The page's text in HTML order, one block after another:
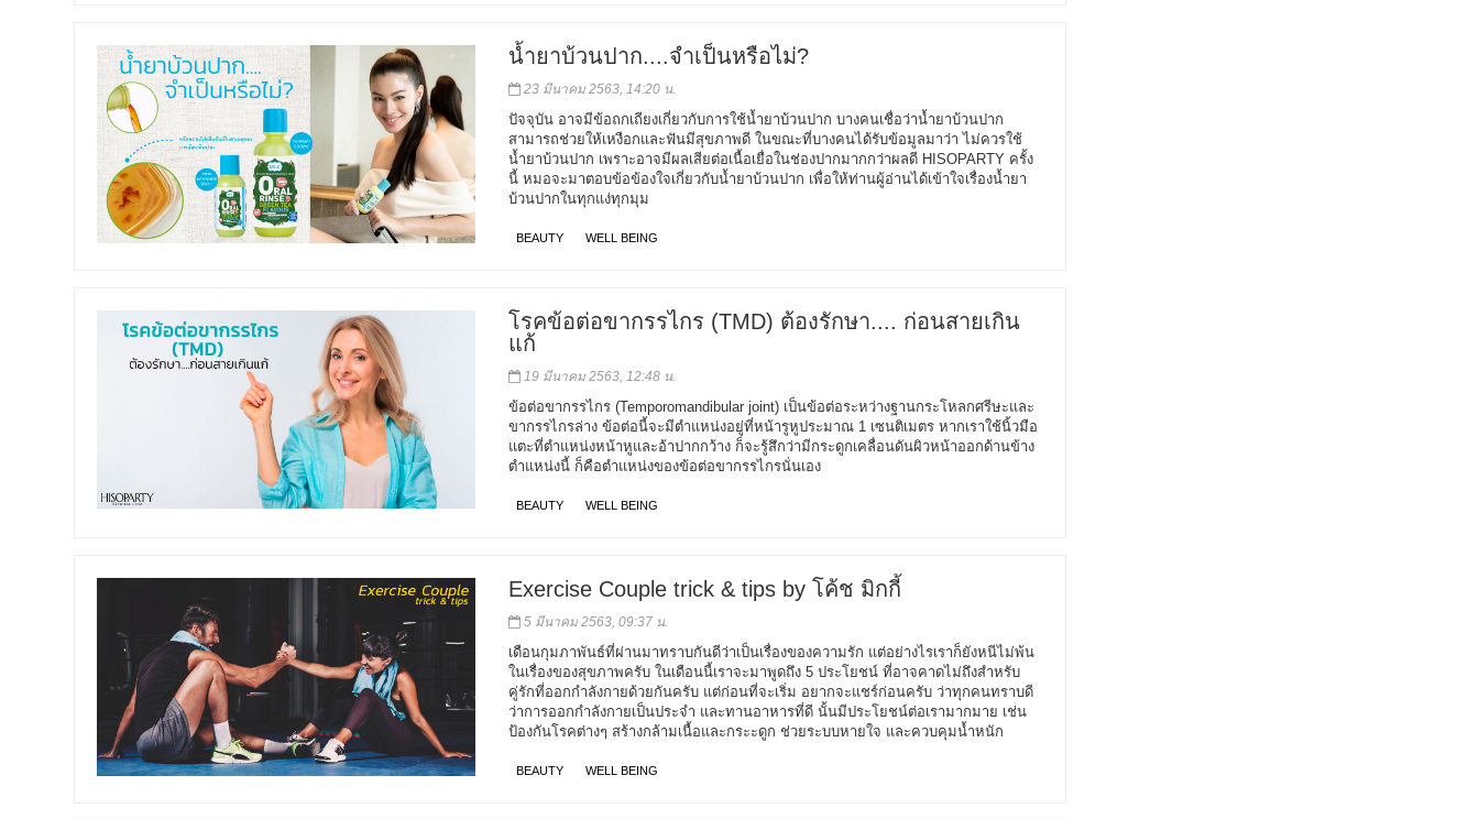
น้ำยาบ้วนปาก....จำเป็นหรือไม่?
23 มีนาคม 2563, 14:20 น.
ปัจจุบัน อาจมีข้อถกเถียงเกี่ยวกับการใช้น้ำยาบ้วนปาก บางคนเชื่อว่าน้ำยาบ้วนปาก
สามารถช่วยให้เหงือกและฟันมีสุขภาพดี ในขณะที่บางคนได้รับข้อมูลมาว่า ไม่ควรใช้
น้ำยาบ้วนปาก เพราะอาจมีผลเสียต่อเนื้อเยื่อในช่องปากมากกว่าผลดี HISOPARTY ครั้ง
นี้ หมอจะมาตอบข้อข้องใจเกี่ยวกับน้ำยาบ้วนปาก เพื่อให้ท่านผู้อ่านได้เข้าใจเรื่องน้ำยา
บ้วนปากในทุกแง่ทุกมุม
BEAUTY WELL BEING
โรคข้อต่อขากรรไกร (TMD) ต้องรักษา.... ก่อนสายเกิน
แก้
19 มีนาคม 2563, 12:48 น.
ข้อต่อขากรรไกร (Temporomandibular joint) เป็นข้อต่อระหว่างฐานกระโหลกศรีษะและ
ขากรรไกรล่าง ข้อต่อนี้จะมีตำแหน่งอยู่ที่หน้ารูหูประมาณ 1 เซนติเมตร หากเราใช้นิ้วมือ
แตะที่ตำแหน่งหน้าหูและอ้าปากกว้าง ก็จะรู้สึกว่ามีกระดูกเคลื่อนดันผิวหน้าออกด้านข้าง
ตำแหน่งนี้ ก็คือตำแหน่งของข้อต่อขากรรไกรนั่นเอง
BEAUTY WELL BEING
Exercise Couple trick & tips by โค้ช มิกกี้
5 มีนาคม 2563, 09:37 น.
เดือนกุมภาพันธ์ที่ผ่านมาทราบกันดีว่าเป็นเรื่องของความรัก แต่อย่างไรเราก็ยังหนีไม่พ้น
ในเรื่องของสุขภาพครับ ในเดือนนี้เราจะมาพูดถึง 5 ประโยชน์ ที่อาจคาดไม่ถึงสำหรับ
คู่รักที่ออกกำลังกายด้วยกันครับ แต่ก่อนที่จะเริ่ม อยากจะแชร์ก่อนครับ ว่าทุกคนทราบดี
ว่าการออกกำลังกายเป็นประจำ และทานอาหารที่ดี นั้นมีประโยชน์ต่อเรามากมาย เช่น
ป้องกันโรคต่างๆ สร้างกล้ามเนื้อและกระะดูก ช่วยระบบหายใจ และควบคุมน้ำหนัก
BEAUTY WELL BEING